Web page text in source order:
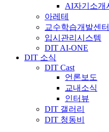
AI자기소개
아레테
교수학습개발센터
입시관리시스템
DIT AI-ONE
DIT 소식
DIT Cast
언론보도
교내소식
인터뷰
DIT 갤러리
DIT 청동비